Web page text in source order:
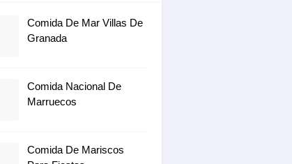
Comida De Mar Villas De
Granada
Comida Nacional De
Marruecos
Comida De Mariscos